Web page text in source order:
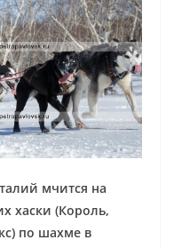
мчится на
хаски (Король,
по шахме в